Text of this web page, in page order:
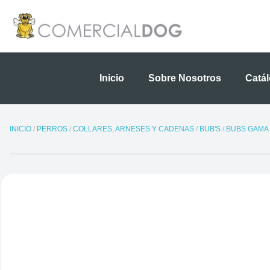
contenido
Inicio Sobre Nosotros
INICIO / PERROS / COLLARES, ARNESES Y CADENAS / BUB'S / BUBS GAMA